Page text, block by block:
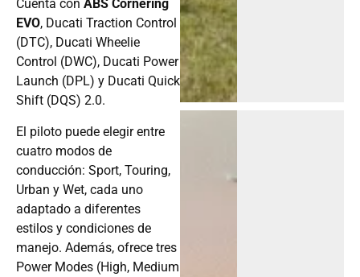
Cuenta con ABS Cornering
EVO, Ducati Traction Control
(DTC), Ducati Wheelie
Control (DWC), Ducati Power
Launch (DPL) y Ducati Quick
Shift (DQS) 2.0.
El piloto puede elegir entre
cuatro modos de
conducción: Sport, Touring,
Urban y Wet, cada uno
adaptado a diferentes
estilos y condiciones de
manejo. Además, ofrece tres
Power Modes (High, Medium